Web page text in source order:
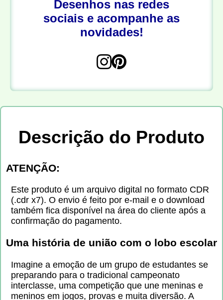
Desenhos nas redes
sociais e acompanhe as
novidades!
Descrição do Produto
ATENÇÃO:
Este produto é um arquivo digital no formato CDR
(.cdr x7). O envio é feito por e-mail e o download
também fica disponível na área do cliente após a
confirmação do pagamento.
Uma história de união com o lobo escolar
Imagine a emoção de um grupo de estudantes se
preparando para o tradicional campeonato
interclasse, uma competição que une meninas e
meninos em jogos, provas e muita diversão. A